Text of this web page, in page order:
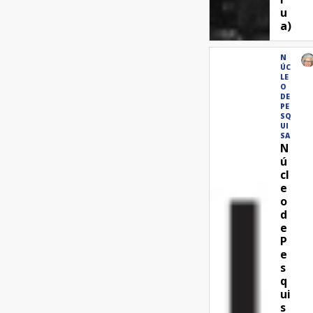
u
a)
N
ÚC
LE
O
DE
PE
SQ
UI
SA
N
ú
cl
e
o
d
e
P
e
s
q
ui
s